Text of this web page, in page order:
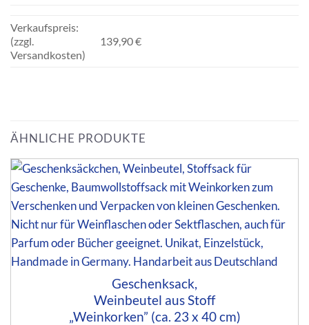
Verkaufspreis:
(zzgl.
Versandkosten)
139,90 €
ÄHNLICHE PRODUKTE
Geschenksack,
Weinbeutel aus Stoff
„Weinkorken” (ca. 23 x 40 cm)